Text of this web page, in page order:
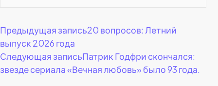
Навигация
по
записям
Предыдущая запись20 вопросов: Летний
выпуск 2026 года
Следующая записьПатрик Годфри скончался:
звезде сериала «Вечная любовь» было 93 года.